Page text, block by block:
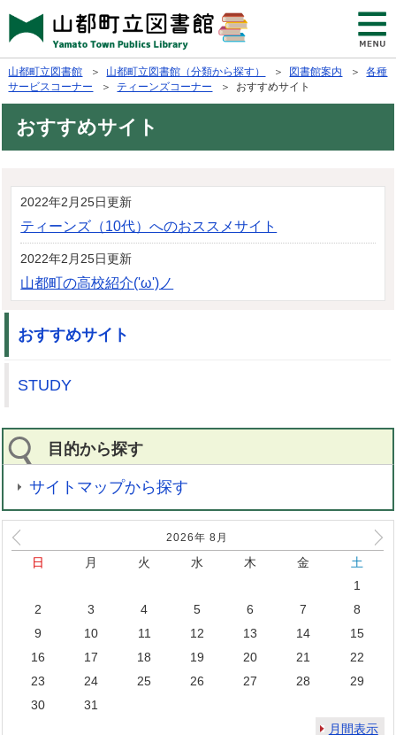
山都町立図書館 ＞ 山都町立図書館（分類から探す） ＞ 図書館案内 ＞各種
サービスコーナー
＞ ティーンズコーナー ＞ おすすめサイト
おすすめサイト
2022年2月25日更新
ティーンズ（10代）へのおススメサイト
2022年2月25日更新
山都町の高校紹介('ω')ノ
おすすめサイト
STUDY
目的から探す
サイトマップから探す
2026年 8 月
日 月 火 水 木 金
土
1
2
3 4 5 6 7
8
9
10 11 12 13 14
15
16
17 18 19 20 21
22
23
24 25 26 27 28
29
30
31
月間表示